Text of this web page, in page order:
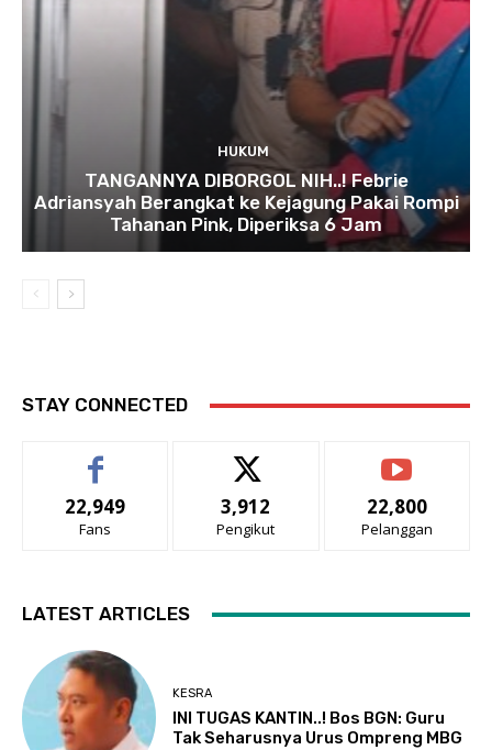
HUKUM
TANGANNYA DIBORGOL NIH..! Febrie
Adriansyah Berangkat ke Kejagung Pakai Rompi
Tahanan Pink, Diperiksa 6 Jam
STAY CONNECTED
22,949
Fans
3,912
Pengikut
22,800
Pelanggan
LATEST ARTICLES
KESRA
INI TUGAS KANTIN..! Bos BGN: Guru
Tak Seharusnya Urus Ompreng MBG